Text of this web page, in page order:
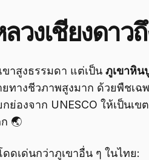
วงเชียงดาวถึ
าสูงธรรมดา แต่เป็น ภูเขาหิน
ทางชีวภาพสูงมาก ด้วยพืชเฉ
ย่องจาก UNESCO ให้เป็นเ
🌏
ดเด่นกว่าภูเขาอื่น ๆ ในไทย: